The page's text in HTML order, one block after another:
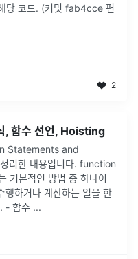
당 코드. (커밋 fab4cce 편
2
, 함수 선언, Hoisting
Statements and
리한 내용입니다. function
기본적인 방법 중 하나이
행하거나 계산하는 일을 한
- 함수 ...